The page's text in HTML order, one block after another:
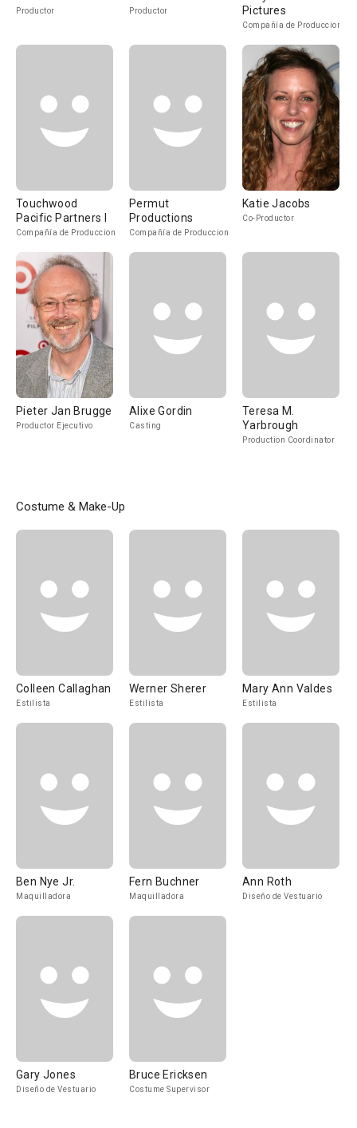
Productor Productor
Pictures
Compañía de Produccion
Touchwood
Pacific Partners I
Compañía de Produccion
Permut
Productions
Compañía de Produccion
Katie Jacobs
Co-Productor
Pieter Jan Brugge
Productor Ejecutivo
Alixe Gordin
Casting
Teresa M.
Yarbrough
Production Coordinator
Costume & Make-Up
Colleen Callaghan
Estilista
Werner Sherer
Estilista
Mary Ann Valdes
Estilista
Ben Nye Jr.
Maquilladora
Fern Buchner
Maquilladora
Ann Roth
Diseño de Vestuario
Gary Jones
Diseño de Vestuario
Bruce Ericksen
Costume Supervisor